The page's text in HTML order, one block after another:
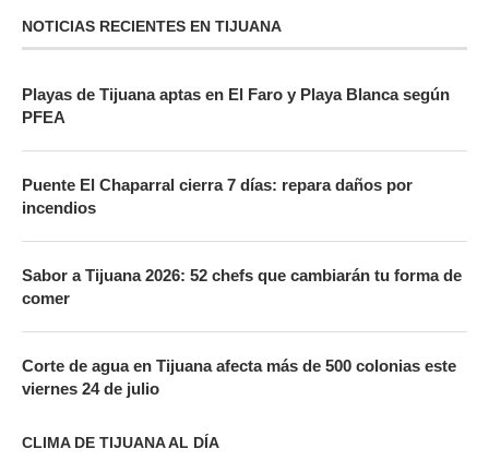
NOTICIAS RECIENTES EN TIJUANA
Playas de Tijuana aptas en El Faro y Playa Blanca según
PFEA
Puente El Chaparral cierra 7 días: repara daños por
incendios
Sabor a Tijuana 2026: 52 chefs que cambiarán tu forma de
comer
Corte de agua en Tijuana afecta más de 500 colonias este
viernes 24 de julio
CLIMA DE TIJUANA AL DÍA